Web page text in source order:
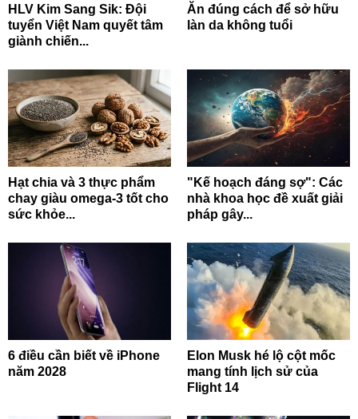
HLV Kim Sang Sik: Đội
tuyển Việt Nam quyết tâm
giành chiến...
Ăn đúng cách để sở hữu
làn da không tuổi
Hạt chia và 3 thực phẩm
chay giàu omega-3 tốt cho
sức khỏe...
"Kế hoạch đáng sợ": Các
nhà khoa học đề xuất giải
pháp gây...
6 điều cần biết về iPhone
năm 2028
Elon Musk hé lộ cột mốc
mang tính lịch sử của
Flight 14